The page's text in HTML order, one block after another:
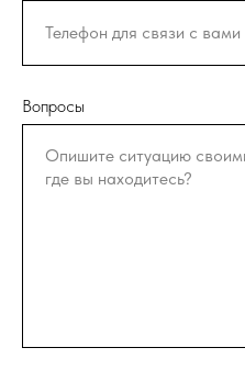
Вопросы